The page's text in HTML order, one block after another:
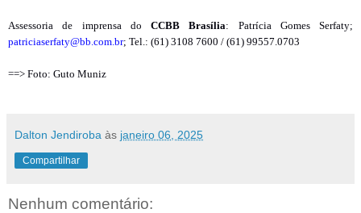
Assessoria de imprensa do CCBB Brasília: Patrícia Gomes Serfaty;
patriciaserfaty@bb.com.br; Tel.: (61) 3108 7600 / (61) 99557.0703
==> Foto: Guto Muniz
Dalton Jendiroba às janeiro 06, 2025
Compartilhar
Nenhum comentário: